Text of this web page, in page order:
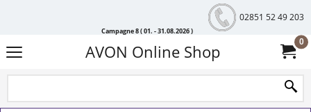
Campagne 8 ( 01. - 31.08.2026 )
02851 52 49 203
AVON Online Shop 0